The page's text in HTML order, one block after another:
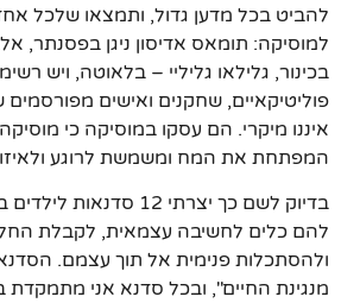
להביט בכל מדען גדול, ותמצאו שלכל
למוסיקה: תומאס אדיסון ניגן בפסנתר,
בכינור, גלילאו גליליי – בלאוטה, ויש
פוליטיקאיים, שחקנים ואישים
איננו מיקרי. הם עסקו במוסיקה כי
המפתחת את המח ומשמשת לרוגע
להם כלים לחשיבה עצמאית, לקבלת
ולהסתכלות פנימית אל תוך עצמם.
מנגינת החיים", ובכל סדנא אני מתמקדת